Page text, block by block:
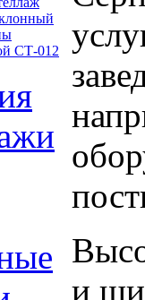
СТ-012
и